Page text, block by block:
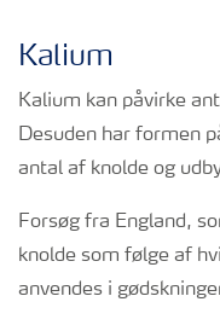
Kalium
Kalium kan påvirke
Desuden har formen
antal af knolde og
Forsøg fra England,
knolde som følge af
anvendes i